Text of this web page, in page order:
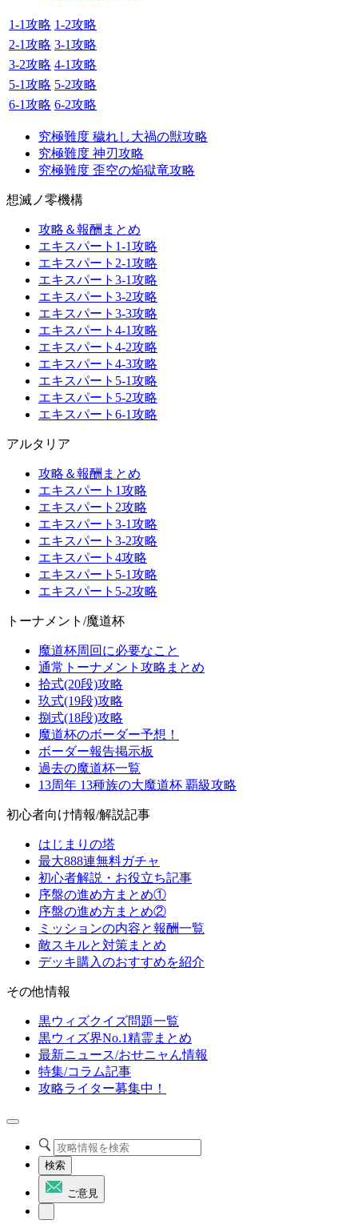
1-1攻略 1-2攻略
2-1攻略 3-1攻略
3-2攻略 4-1攻略
5-1攻略 5-2攻略
6-1攻略 6-2攻略
究極難度 穢れし大禍の獣攻略
究極難度 神刃攻略
究極難度 歪空の焔獄竜攻略
想滅ノ零機構
攻略＆報酬まとめ
エキスパート1-1攻略
エキスパート2-1攻略
エキスパート3-1攻略
エキスパート3-2攻略
エキスパート3-3攻略
エキスパート4-1攻略
エキスパート4-2攻略
エキスパート4-3攻略
エキスパート5-1攻略
エキスパート5-2攻略
エキスパート6-1攻略
アルタリア
攻略＆報酬まとめ
エキスパート1攻略
エキスパート2攻略
エキスパート3-1攻略
エキスパート3-2攻略
エキスパート4攻略
エキスパート5-1攻略
エキスパート5-2攻略
トーナメント/魔道杯
魔道杯周回に必要なこと
通常トーナメント攻略まとめ
拾式(20段)攻略
玖式(19段)攻略
捌式(18段)攻略
魔道杯のボーダー予想！
ボーダー報告掲示板
過去の魔道杯一覧
13周年 13種族の大魔道杯 覇級攻略
初心者向け情報/解説記事
はじまりの塔
最大888連無料ガチャ
初心者解説・お役立ち記事
序盤の進め方まとめ①
序盤の進め方まとめ②
ミッションの内容と報酬一覧
敵スキルと対策まとめ
デッキ購入のおすすめを紹介
その他情報
黒ウィズクイズ問題一覧
黒ウィズ界No.1精霊まとめ
最新ニュース/おせニャん情報
特集/コラム記事
攻略ライター募集中！
検索
ご意見